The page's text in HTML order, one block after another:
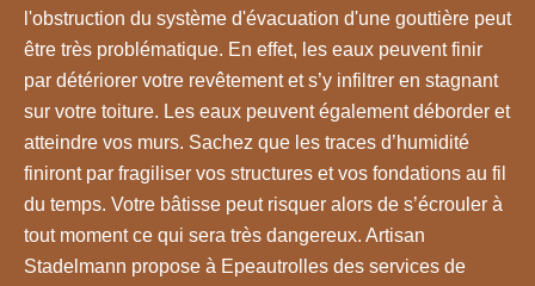
l'obstruction du système d'évacuation d'une gouttière peut
être très problématique. En effet, les eaux peuvent finir
par détériorer votre revêtement et s’y infiltrer en stagnant
sur votre toiture. Les eaux peuvent également déborder et
atteindre vos murs. Sachez que les traces d’humidité
finiront par fragiliser vos structures et vos fondations au fil
du temps. Votre bâtisse peut risquer alors de s’écrouler à
tout moment ce qui sera très dangereux. Artisan
Stadelmann propose à Epeautrolles des services de